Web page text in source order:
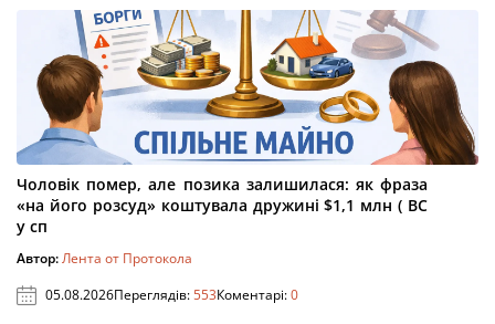
Чоловік помер, але позика залишилася: як фраза
«на його розсуд» коштувала дружині $1,1 млн ( ВС
у сп
Автор:Лента от Протокола
05.08.2026Переглядів:553Коментарі:0